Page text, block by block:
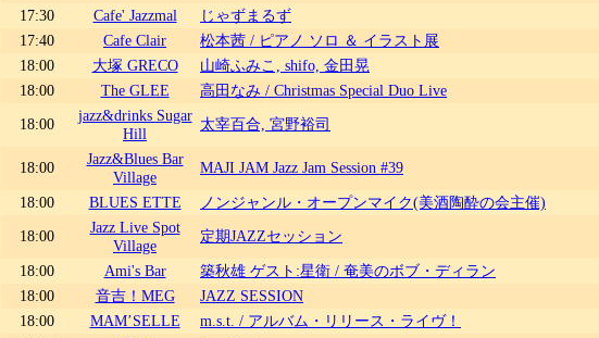
17:30
Cafe' Jazzmal じゃずまるず
17:40
Cafe Clair 松本茜 / ピアノ ソロ ＆ イラスト展
18:00
大塚 GRECO 山崎ふみこ, shifo, 金田晃
18:00
The GLEE 高田なみ / Christmas Special Duo Live
18:00
jazz&drinks Sugar
Hill
太宰百合, 宮野裕司
18:00
Jazz&Blues Bar
Village
MAJI JAM Jazz Jam Session #39
18:00
BLUES ETTE ノンジャンル・オープンマイク(美酒陶酔の会主催)
18:00
Jazz Live Spot
Village
定期JAZZセッション
18:00
Ami's Bar 築秋雄 ゲスト:星衛 / 奄美のボブ・ディラン
18:00
音吉！MEG JAZZ SESSION
18:00
MAM’SELLE m.s.t. / アルバム・リリース・ライヴ！